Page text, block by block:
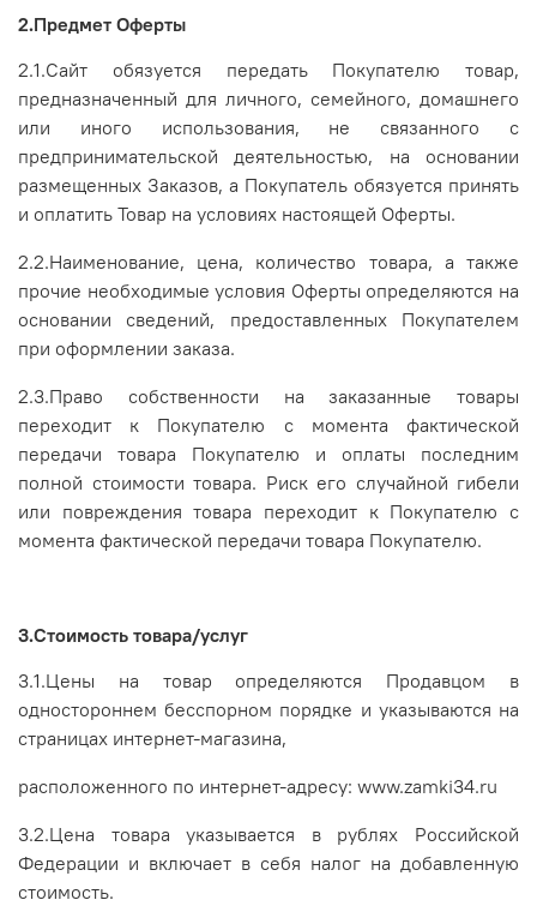
2.Предмет Оферты
2.1.Сайт обязуется передать Покупателю товар,
предназначенный для личного, семейного, домашнего
или иного использования, не связанного с
предпринимательской деятельностью, на основании
размещенных Заказов, а Покупатель обязуется принять
и оплатить Товар на условиях настоящей Оферты.
2.2.Наименование, цена, количество товара, а также
прочие необходимые условия Оферты определяются на
основании сведений, предоставленных Покупателем
при оформлении заказа.
2.3.Право собственности на заказанные товары
переходит к Покупателю с момента фактической
передачи товара Покупателю и оплаты последним
полной стоимости товара. Риск его случайной гибели
или повреждения товара переходит к Покупателю с
момента фактической передачи товара Покупателю.
3.Стоимость товара/услуг
3.1.Цены на товар определяются Продавцом в
одностороннем бесспорном порядке и указываются на
страницах интернет-магазина,
расположенного по интернет-адресу: www.zamki34.ru
3.2.Цена товара указывается в рублях Российской
Федерации и включает в себя налог на добавленную
стоимость.